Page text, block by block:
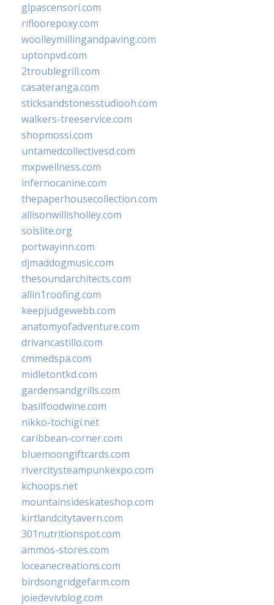
glpascensori.com
rifloorepoxy.com
woolleymillingandpaving.com
uptonpvd.com
2troublegrill.com
casateranga.com
sticksandstonesstudiooh.com
walkers-treeservice.com
shopmossi.com
untamedcollectivesd.com
mxpwellness.com
infernocanine.com
thepaperhousecollection.com
allisonwillisholley.com
solslite.org
portwayinn.com
djmaddogmusic.com
thesoundarchitects.com
allin1roofing.com
keepjudgewebb.com
anatomyofadventure.com
drivancastillo.com
cmmedspa.com
midletontkd.com
gardensandgrills.com
basilfoodwine.com
nikko-tochigi.net
caribbean-corner.com
bluemoongiftcards.com
rivercitysteampunkexpo.com
kchoops.net
mountainsideskateshop.com
kirtlandcitytavern.com
301nutritionspot.com
ammos-stores.com
loceanecreations.com
birdsongridgefarm.com
joiedevivblog.com